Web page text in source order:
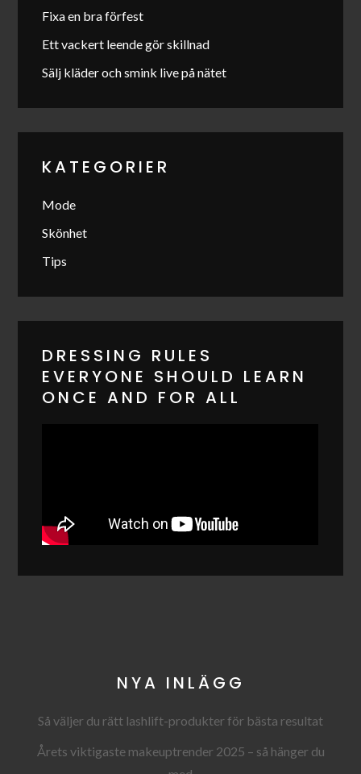
Fixa en bra förfest
Ett vackert leende gör skillnad
Sälj kläder och smink live på nätet
KATEGORIER
Mode
Skönhet
Tips
DRESSING RULES
EVERYONE SHOULD LEARN
ONCE AND FOR ALL
NYA INLÄGG
Så väljer du rätt lashlift-produkter för bästa resultat
Årets viktigaste makeuptrender 2025 – så hänger du